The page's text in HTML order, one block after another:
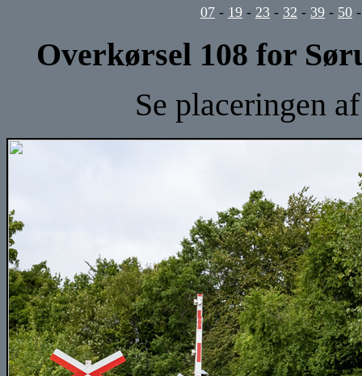
07 - 19 - 23 - 32 - 39 - 50
Overkørsel 108 for
Se placeringen